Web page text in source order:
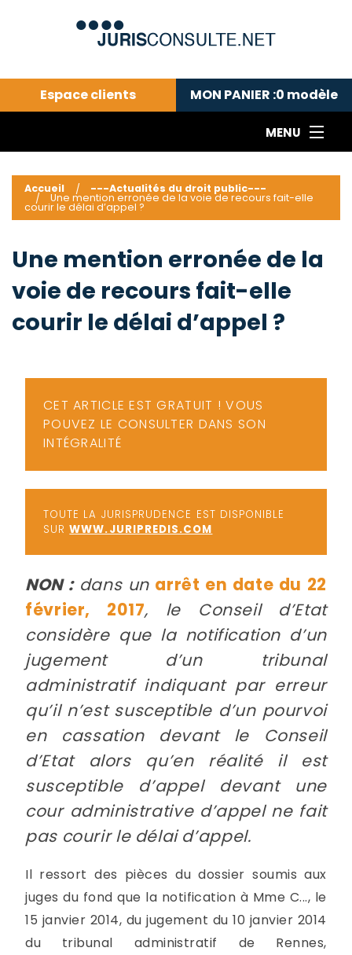
Espace clients MON PANIER :0 modèle
MENU
---Actualités du droit public---
Droit pénal---
Abonnement aux actualités
---Me contacter
Accueil ---Actualités du droit public---
Une mention erronée de la voie de recours fait-elle
courir le délai d’appel ?
Une mention erronée de la
voie de recours fait-elle
courir le délai d’appel ?
CET ARTICLE EST GRATUIT ! VOUS
POUVEZ LE CONSULTER DANS SON
INTÉGRALITÉ
TOUTE LA JURISPRUDENCE EST DISPONIBLE
SURWWW.JURIPREDIS.COM
NON :dans un arrêt en date du 22
février, 2017, le Conseil d’Etat
considère que la notification d’un
jugement d’un tribunal
administratif indiquant par erreur
qu’il n’est susceptible d’un pourvoi
en cassation devant le Conseil
d’Etat alors qu’en réalité il est
susceptible d’appel devant une
cour administrative d’appel ne fait
pas courir le délai d’appel.
Il ressort des pièces du dossier soumis aux
juges du fond que la notification à Mme C..., le
15 janvier 2014, du jugement du 10 janvier 2014
du tribunal administratif de Rennes,